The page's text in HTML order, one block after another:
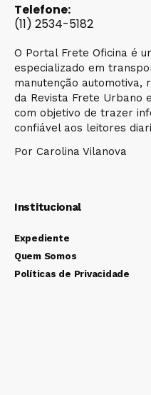
Telefone:
(11) 2534-5182
O Portal Frete Oficina é
especializado em
manutenção automotiva,
da Revista Frete Urbano
com objetivo de trazer
confiável aos leitores
Por Carolina Vilanova
Institucional
Expediente
Quem Somos
Políticas de Privacidade